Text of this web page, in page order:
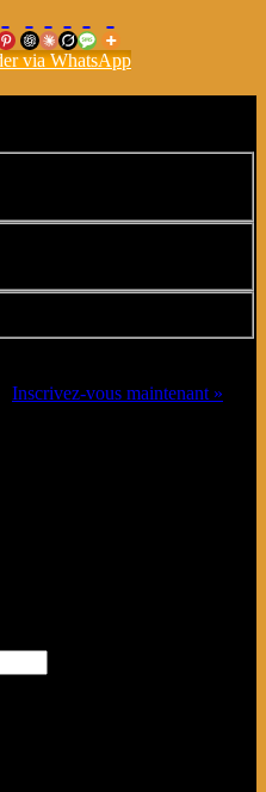
via WhatsApp
Inscrivez-vous maintenant »